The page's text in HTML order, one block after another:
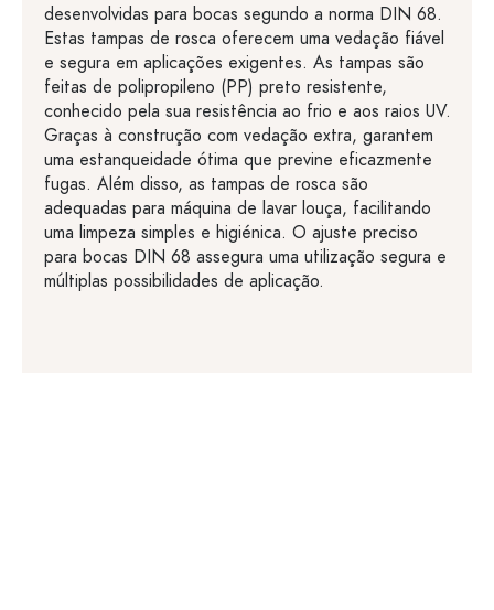
desenvolvidas para bocas segundo a norma DIN 68.
Estas tampas de rosca oferecem uma vedação fiável
e segura em aplicações exigentes. As tampas são
feitas de polipropileno (PP) preto resistente,
conhecido pela sua resistência ao frio e aos raios UV.
Graças à construção com vedação extra, garantem
uma estanqueidade ótima que previne eficazmente
fugas. Além disso, as tampas de rosca são
adequadas para máquina de lavar louça, facilitando
uma limpeza simples e higiénica. O ajuste preciso
para bocas DIN 68 assegura uma utilização segura e
múltiplas possibilidades de aplicação.